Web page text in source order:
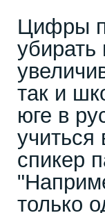
Цифры
так и
юге в
учиться
спикер
только